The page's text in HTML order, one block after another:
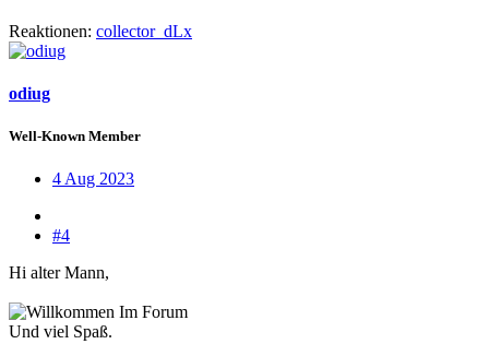
Reaktionen: collector_dLx
odiug
Well-Known Member
4 Aug 2023
#4
Hi alter Mann,
Und viel Spaß.